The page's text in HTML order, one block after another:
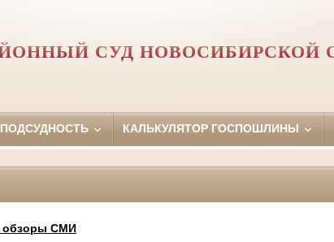
СУД НОВОСИБИРСКОЙ
КАЛЬКУЛЯТОР ГОСПОШЛИНЫ
обзоры СМИ